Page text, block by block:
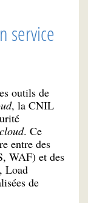
service
outils de
, la CNIL
cloud. Ce
entre des
WAF) et des
Load
de